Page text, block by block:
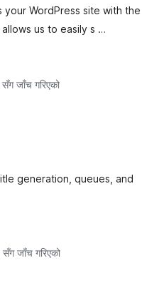
WordPress site with the
us to easily s …
जाँच गरिएको
generation, queues, and
जाँच गरिएको